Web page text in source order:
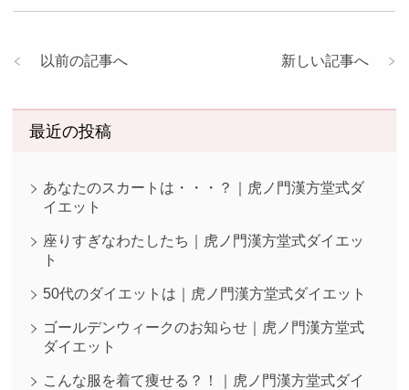
新しい記事へ
以前の記事へ
最近の投稿
あなたのスカートは・・・？｜虎ノ門漢方堂式ダ
イエット
座りすぎなわたしたち｜虎ノ門漢方堂式ダイエッ
ト
50代のダイエットは｜虎ノ門漢方堂式ダイエット
ゴールデンウィークのお知らせ｜虎ノ門漢方堂式
ダイエット
こんな服を着て痩せる？！｜虎ノ門漢方堂式ダイ